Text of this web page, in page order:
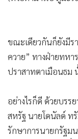
ขณะเดียวกันก็ยังมีร
ควาย” ทางฝ่ายทหา
ปราสาทตาเมือนธม
อย่างไรก็ดี ด้วยบร
สหรัฐ นายโดนัลด์
รักษาการนายกรัฐม